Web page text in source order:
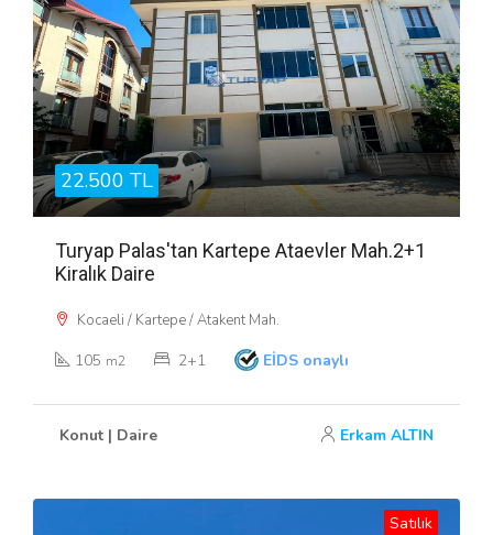
22.500 TL
Turyap Palas'tan Kartepe Ataevler Mah.2+1
Kiralık Daire
Kocaeli / Kartepe / Atakent Mah.
105 m2 2+1 EİDS onaylı
Konut | Daire Erkam ALTIN
Satılık